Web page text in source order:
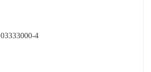
03333000-4